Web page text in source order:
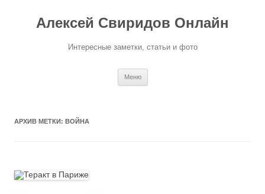
содержимому
Алексей Свиридов Онлайн
Интересные заметки, статьи и фото
Меню
АРХИВ МЕТКИ: ВОЙНА